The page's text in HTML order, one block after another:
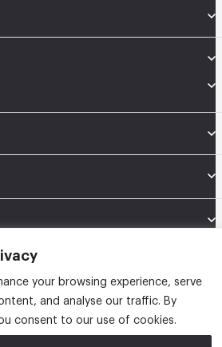
your browsing experience, serve
and analyse our traffic. By
consent to our use of cookies.
ธิราช ชั้น 12 เลขที่ 148 ถนนเสรีไทย แขวงคลองจั่น